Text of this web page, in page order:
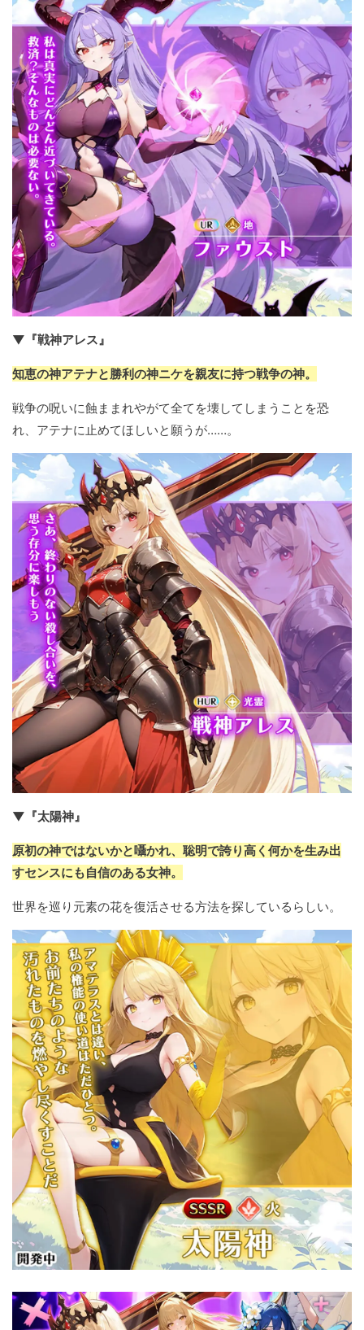
▼『戦神アレス』
知恵の神アテナと勝利の神ニケを親友に持つ戦争の神。
戦争の呪いに蝕ままれやがて全てを壊してしまうことを恐
れ、アテナに止めてほしいと願うが……。
▼『太陽神』
原初の神ではないかと囁かれ、聡明で誇り高く何かを生み出
すセンスにも自信のある女神。
世界を巡り元素の花を復活させる方法を探しているらしい。